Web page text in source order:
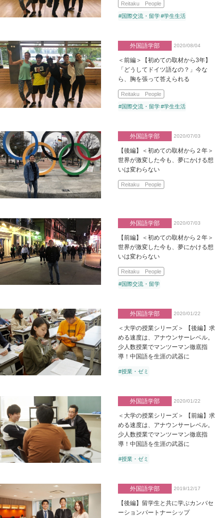
Reitaku People
#国際交流・留学 #学生生活
外国語学部 2020/08/04
＜前編＞【初めての取材から3年】
「どうしてドイツ語なの？」今な
ら、胸を張って答えられる
Reitaku People
#国際交流・留学 #学生生活
外国語学部 2020/07/03
【後編】＜初めての取材から２年＞
世界が激変した今も、夢にかける想
いは変わらない
Reitaku People
外国語学部 2020/07/03
【前編】＜初めての取材から２年＞
世界が激変した今も、夢にかける想
いは変わらない
Reitaku People
#国際交流・留学
外国語学部 2020/01/22
＜大学の授業シリーズ＞ 【後編】求
める速度は、アナウンサーレベル。
少人数授業でマンツーマン徹底指
導！中国語を生涯の武器に
#授業・ゼミ
外国語学部 2020/01/22
＜大学の授業シリーズ＞ 【前編】求
める速度は、アナウンサーレベル。
少人数授業でマンツーマン徹底指
導！中国語を生涯の武器に
#授業・ゼミ
外国語学部 2019/12/17
【後編】留学生と共に学ぶカンバセ
ーションパートナーシップ